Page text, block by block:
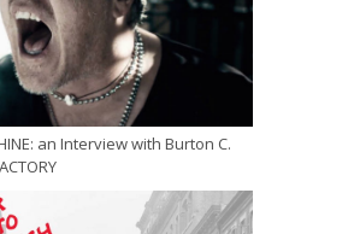
an Interview with Burton C.